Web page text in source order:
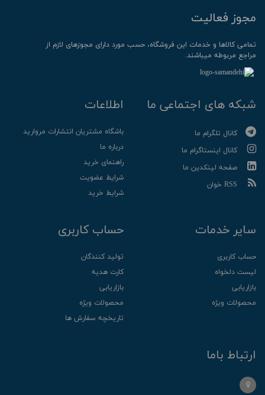
مجوز فعالیت
تمامی كالاها و خدمات این فروشگاه، حسب مورد دارای مجوزهای لازم از
مراجع مربوطه میباشند.
شبکه های اجتماعی ما
کانال تلگرام ما
کانال اینستاگرام ما
صفحه لینکدین ما
RSS خوان
اطلاعات
باشگاه مشتریان انتشارات مروارید
درباره ما
راهنمای خرید
شرایط عضویت
شرایط خرید
سایر خدمات
حساب کاربری
لیست دلخواه
بازاریابی
محصولات ویژه
حساب کاربری
تولید کنندگان
کارت هدیه
بازاریابی
محصولات ویژه
تاریخچه سفارش ها
ارتباط باما